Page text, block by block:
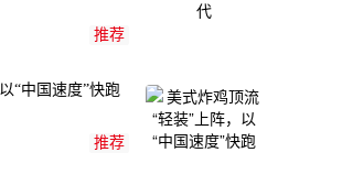
推荐
“中国速度”快跑
推荐